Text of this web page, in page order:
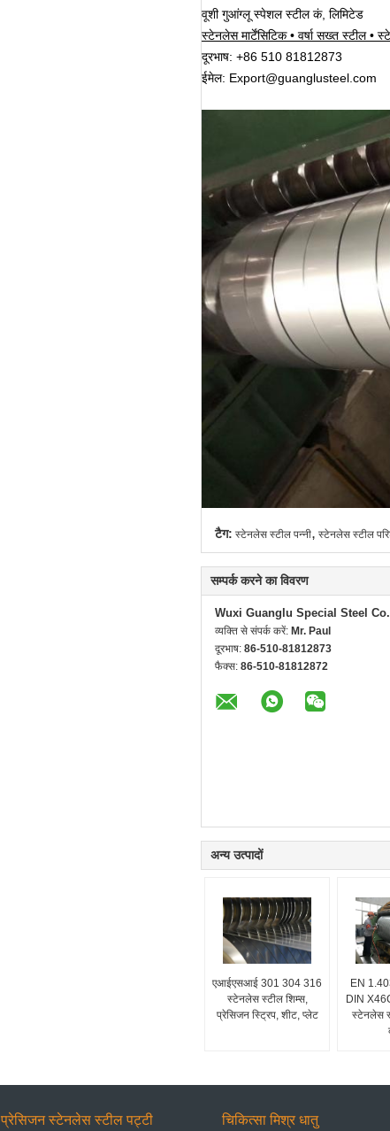
वूशी गुआंग्लू स्पेशल स्टील कं, लिमिटेड
स्टेनलेस मार्टेंसिटिक • वर्षा सख्त स्टील
दूरभाष: +86 510 81812873
ईमेल: Export@guanglusteel.com
टैग: स्टेनलेस स्टील पन्नी, स्टेनलेस स्टील
सम्पर्क करने का विवरण
Wuxi Guanglu Special Steel
व्यक्ति से संपर्क करें: Mr. Paul
दूरभाष: 86-510-81812873
फैक्स: 86-510-81812872
अन्य उत्पादों
एआईएसआई 301 304 316
स्टेनलेस स्टील शिम्स,
प्रेसिजन स्ट्रिप, शीट, प्लेट
EN
DIN
स्टेनलेस
प्रेसिजन स्टेनलेस स्टील पट्टी चिकित्सा मिश्र धातु